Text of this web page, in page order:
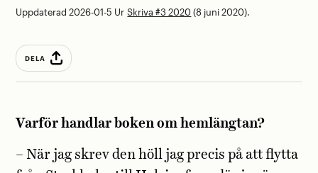
Uppdaterad 2026-01-5 UrSkriva #3 2020 (8 juni 2020).
DELA
Varför handlar boken om hem­längtan?
– När jag skrev den höll jag precis på att flytta